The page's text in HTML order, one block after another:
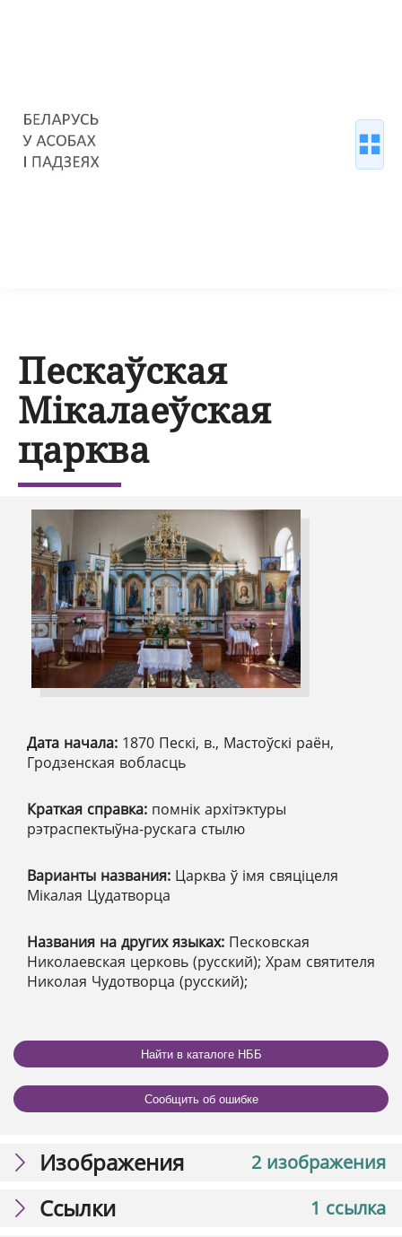
Пескаўская
Мікалаеўская
царква
Дата начала: 1870 Пескі, в., Мастоўскі раён,
Гродзенская вобласць
Краткая справка: помнік архітэктуры
рэтраспектыўна-рускага стылю
Варианты названия: Царква ў імя свяціцеля
Мікалая Цудатворца
Названия на других языках: Песковская
Николаевская церковь (русский); Храм святителя
Николая Чудотворца (русский);
Найти в каталоге НББ
Сообщить об ошибке
2 изображения
Изображения
1 ссылка
Ссылки